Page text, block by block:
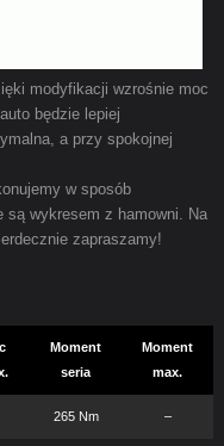
modyfikacji wzrośnie moc
będzie lepiej
a przy spokojnej
w sposób
są wykresem z hamowni. Na
zapraszamy!
Moment
seria
Moment
max.
265 Nm –